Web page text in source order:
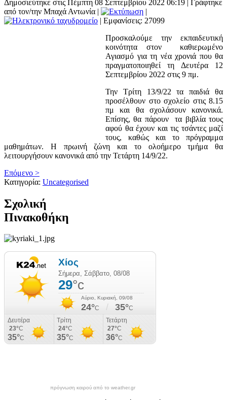
Δημοσιεύτηκε στις Πέμπτη 08 Σεπτεμβρίου 2022 06:19 | Γράφτηκε
από τον/την Μπαχά Αντωνία |
|
| Εμφανίσεις: 27099
Προσκαλούμε την εκπαιδευτική
κοινότητα στον καθιερωμένο
Αγιασμό για τη νέα χρονιά που θα
πραγματοποιηθεί τη Δευτέρα 12
Σεπτεμβρίου 2022 στις 9 πμ.
Την Τρίτη 13/9/22 τα παιδιά θα
προσέλθουν στο σχολείο στις 8.15
πμ και θα σχολάσουν κανονικά.
Επίσης, θα πάρουν τα βιβλία τους
αφού θα έχουν και τις τσάντες μαζί
τους, καθώς και το πρόγραμμα
μαθημάτων. Η πρωινή ζώνη και το ολοήμερο τμήμα θα
λειτουργήσουν κανονικά από την Τετάρτη 14/9/22.
Επόμενο >
Κατηγορία: Uncategorised
Σχολική
Πινακοθήκη
πρόγνωση καιρού από το weather.gr